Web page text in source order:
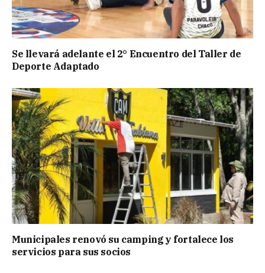
Se llevará adelante el 2° Encuentro del Taller de
Deporte Adaptado
Municipales renovó su camping y fortalece los
servicios para sus socios